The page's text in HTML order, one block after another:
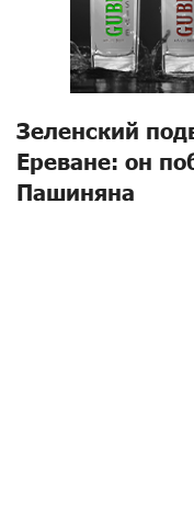
Зеленский
Ереване: он
Пашиняна